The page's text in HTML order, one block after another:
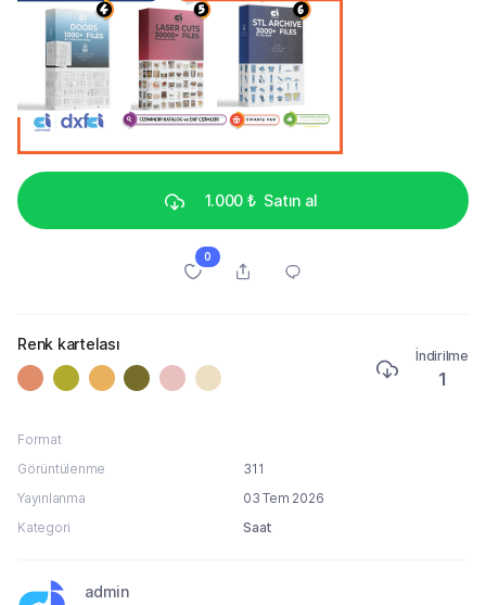
1.000 ₺ Satın al
0
Renk kartelası
İndirilme
1
Format
Görüntülenme
311
Yayınlanma
03 Tem 2026
Kategori
Saat
admin